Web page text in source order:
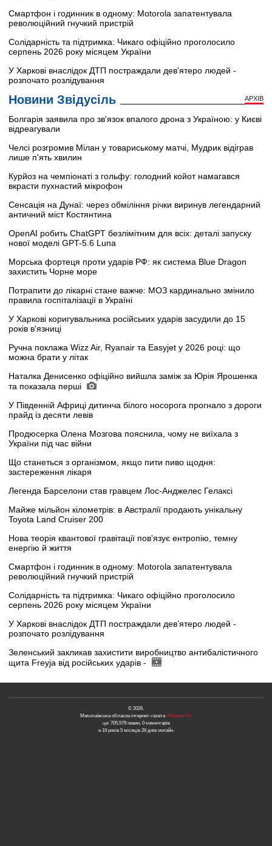
Смартфон і годинник в одному: Motorola запатентувала
революційний гнучкий пристрій
Солідарність та підтримка: Чикаго офіційно проголосило
серпень 2026 року місяцем України
У Харкові внаслідок ДТП постраждали дев’ятеро людей -
розпочато розлідування
Новини Звідусіль АРХІВ
Болгарія заявила про зв'язок впалого дрона з Україною: у Києві
відреагували
Челсі розгромив Мілан у товариському матчі, Мудрик відіграв
лише п'ять хвилин
Курйоз на чемпіонаті з гольфу: голодний койот намагався
вкрасти пухнастий мікрофон
Сенсація на Дунаї: через обміління річки виринув легендарний
античний міст Костянтина
OpenAI робить ChatGPT безлімітним для всіх: деталі запуску
нової моделі GPT-5.6 Luna
Морська фортеця проти ударів РФ: як система Blue Dragon
захистить Чорне море
Потрапити до лікарні стане важче: МОЗ кардинально змінило
правила госпіталізації в Україні
У Харкові коригувальника російських ударів засудили до 15
років в'язниці
Ручна поклажа Wizz Air, Ryanair та Easyjet у 2026 році: що
можна брати у літак
Наталка Денисенко офіційно вийшла заміж за Юрія Ярошенка
та показала перші
У Південній Африці дитинча білого носорога прогнало з дороги
прайд із десяти левів
Продюсерка Олена Мозгова пояснила, чому не виїхала з
України під час війни
Що станеться з організмом, якщо пити пиво щодня:
застереження лікаря
Легенда Барселони став гравцем Лос-Анджелес Гелаксі
Майже мільйон кілометрів: в Австралії продають унікальну
Toyota Land Cruiser 200
Нова теорія квантової гравітації пов'язує ентропію, темну
енергію й життя
Смартфон і годинник в одному: Motorola запатентувала
революційний гнучкий пристрій
Солідарність та підтримка: Чикаго офіційно проголосило
серпень 2026 року місяцем України
У Харкові внаслідок ДТП постраждали дев’ятеро людей -
розпочато розлідування
Зеленський закликав захистити виробництво антибалістичного
щита Freyja від російських ударів -
© 2026.
Миколаївська обласна інтернет-газета «Новини N»
це: 705,579 новин, 0 коментарів
и 19 років 5 місяців 26 днів онлайн.